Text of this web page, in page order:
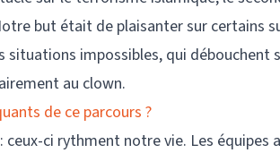
but était de plaisanter sur certains
situations impossibles, qui
au clown.
de ce parcours ?
ceux-ci rythment notre vie. Les